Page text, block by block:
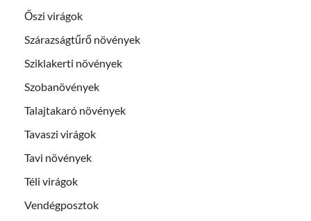
Őszi virágok
Szárazságtűrő növények
Sziklakerti növények
Szobanövények
Talajtakaró növények
Tavaszi virágok
Tavi növények
Téli virágok
Vendégposztok